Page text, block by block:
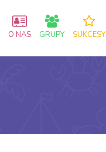
O NAS GRUPY SUKCESY